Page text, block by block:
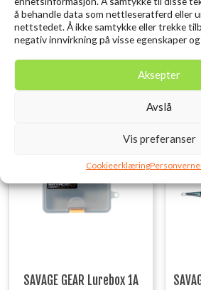
å behandle data som nettleseratferd eller
nettstedet. Å ikke samtykke eller trekke
negativ innvirkning på visse egenskaper
Aksepter
Avslå
Vis preferanser
Cookieerklæring
på fronten av alle Guideline-
Guideline Experience Waterproof Waistbag
Relaterte produkter
Utsolgt
SAVAGE GEAR Lurebox 1A